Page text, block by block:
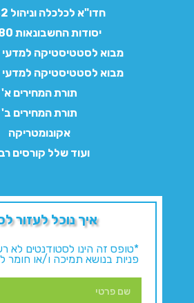
חדו"א לכלכלה וניהול 10142
יסודות החשבונאות 10280
מבוא לסטטיסטיקה
מבוא לסטטיסטיקה
תורת המחירים א'
תורת המחירים ב'
אקונומטריקה
ועוד שלל קורסים
איך נוכל לעזור
*טופס זה הינו לסטודנטים לא
פניות בנושא תמיכה ו/או חומר